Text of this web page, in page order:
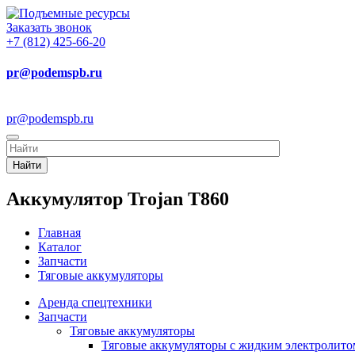
Заказать звонок
+7 (812) 425-66-20
pr@podemspb.ru
pr@podemspb.ru
Найти
Аккумулятор Trojan T860
Главная
Каталог
Запчасти
Тяговые аккумуляторы
Аренда спецтехники
Запчасти
Тяговые аккумуляторы
Тяговые аккумуляторы с жидким